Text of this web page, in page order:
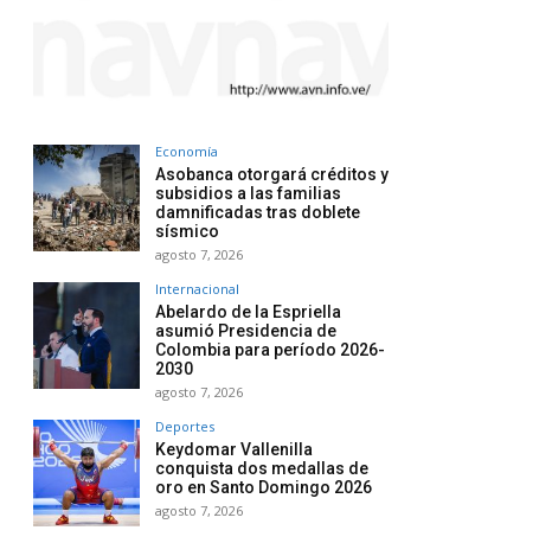
Economía
Asobanca otorgará créditos y
subsidios a las familias
damnificadas tras doblete
sísmico
agosto 7, 2026
Internacional
Abelardo de la Espriella
asumió Presidencia de
Colombia para período 2026-
2030
agosto 7, 2026
Deportes
Keydomar Vallenilla
conquista dos medallas de
oro en Santo Domingo 2026
agosto 7, 2026